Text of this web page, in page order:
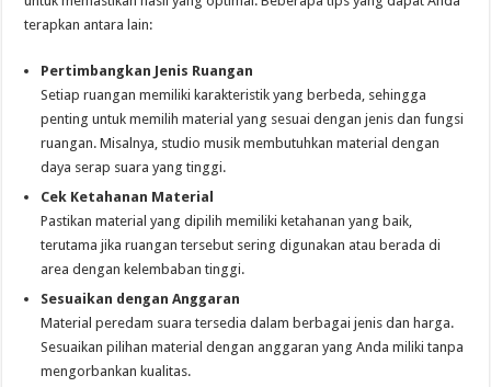
terapkan antara lain:
Pertimbangkan Jenis Ruangan
Setiap ruangan memiliki karakteristik yang berbeda, sehingga
penting untuk memilih material yang sesuai dengan jenis dan fungsi
ruangan. Misalnya, studio musik membutuhkan material dengan
daya serap suara yang tinggi.
Cek Ketahanan Material
Pastikan material yang dipilih memiliki ketahanan yang baik,
terutama jika ruangan tersebut sering digunakan atau berada di
area dengan kelembaban tinggi.
Sesuaikan dengan Anggaran
Material peredam suara tersedia dalam berbagai jenis dan harga.
Sesuaikan pilihan material dengan anggaran yang Anda miliki tanpa
mengorbankan kualitas.